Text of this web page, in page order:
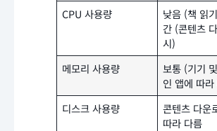
CPU 사용량
낮음 (책 읽
간 (콘텐츠
시)
메모리 사용량
보통 (기기
인 앱에 따
디스크 사용량
콘텐츠 다운
따라 다름